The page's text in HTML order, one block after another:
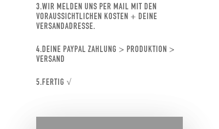
3.WIR MELDEN UNS PER MAIL MIT DEN
VORAUSSICHTLICHEN KOSTEN + DEINE
VERSANDADRESSE.
4.DEINE PAYPAL ZAHLUNG > PRODUKTION >
VERSAND
5.FERTIG √